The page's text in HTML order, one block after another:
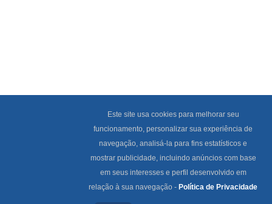
Este site usa cookies para melhorar seu
funcionamento, personalizar sua experiência de
navegação, analisá-la para fins estatísticos e
mostrar publicidade, incluindo anúncios com base
em seus interesses e perfil desenvolvido em
relação à sua navegação - Política de Privacidade